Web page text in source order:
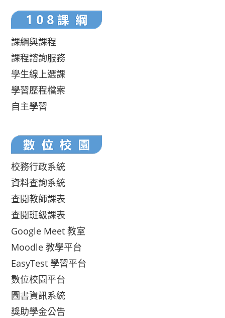
課綱與課程
課程諮詢服務
學生線上選課
學習歷程檔案
自主學習
校務行政系統
資料查詢系統
查閱教師課表
查閱班級課表
Google Meet 教室
Moodle 教學平台
EasyTest 學習平台
數位校園平台
圖書資訊系統
獎助學金公告